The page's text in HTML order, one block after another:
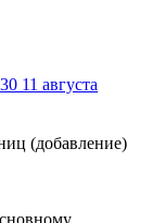
11 августа
(добавление)